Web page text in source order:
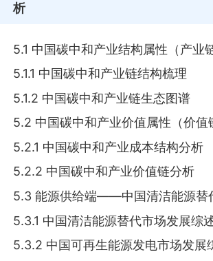
析
5.1 中国碳中和产业结构属性（产业
5.1.1 中国碳中和产业链结构梳理
5.1.2 中国碳中和产业链生态图谱
5.2 中国碳中和产业价值属性（价值
5.2.1 中国碳中和产业成本结构分析
5.2.2 中国碳中和产业价值链分析
5.3 能源供给端——中国清洁能源替
5.3.1 中国清洁能源替代市场发展综
5.3.2 中国可再生能源发电市场发展